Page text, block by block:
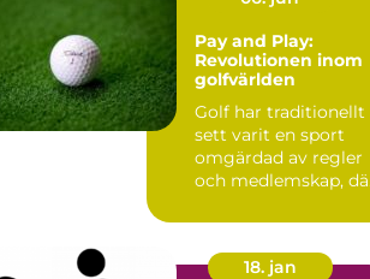
Pay and Play:
Revolutionen inom
golfvärlden
Golf har traditionellt
sett varit en sport
omgärdad av regler
och medlemskap,
18. jan